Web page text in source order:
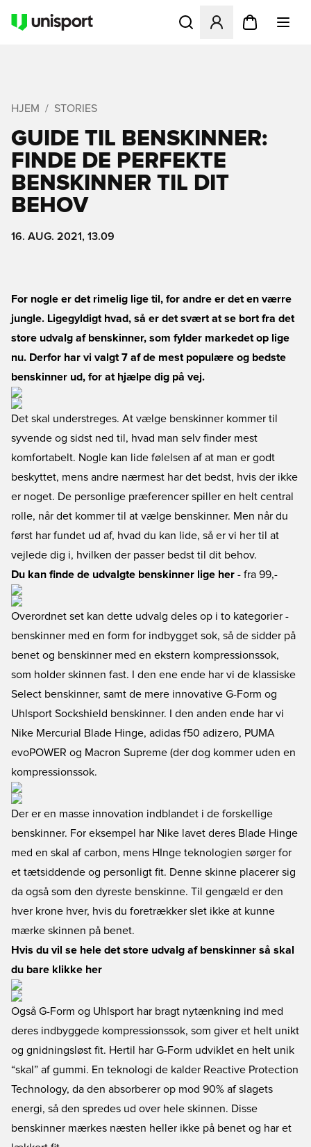
Åbner en Modal til at
HJEM STORIES
GUIDE TIL BENSKINNER:
FINDE DE PERFEKTE
BENSKINNER TIL DIT
BEHOV
16. AUG. 2021, 13.09
For nogle er det rimelig lige til, for andre er det en værre
jungle. Ligegyldigt hvad, så er det svært at se bort fra det
store udvalg af benskinner, som fylder markedet op lige
nu. Derfor har vi valgt 7 af de mest populære og bedste
benskinner ud, for at hjælpe dig på vej.
Det skal understreges. At vælge benskinner kommer til
syvende og sidst ned til, hvad man selv finder mest
komfortabelt. Nogle kan lide følelsen af at man er godt
beskyttet, mens andre nærmest har det bedst, hvis der ikke
er noget. De personlige præferencer spiller en helt central
rolle, når det kommer til at vælge benskinner. Men når du
først har fundet ud af, hvad du kan lide, så er vi her til at
vejlede dig i, hvilken der passer bedst til dit behov.
Du kan finde de udvalgte benskinner lige her - fra 99,-
Overordnet set kan dette udvalg deles op i to kategorier -
benskinner med en form for indbygget sok, så de sidder på
benet og benskinner med en ekstern kompressionssok,
som holder skinnen fast. I den ene ende har vi de klassiske
Select benskinner, samt de mere innovative G-Form og
Uhlsport Sockshield benskinner. I den anden ende har vi
Nike Mercurial Blade Hinge, adidas f50 adizero, PUMA
evoPOWER og Macron Supreme (der dog kommer uden en
kompressionssok.
Der er en masse innovation indblandet i de forskellige
benskinner. For eksempel har Nike lavet deres Blade Hinge
med en skal af carbon, mens HInge teknologien sørger for
et tætsiddende og personligt fit. Denne skinne placerer sig
da også som den dyreste benskinne. Til gengæld er den
hver krone hver, hvis du foretrækker slet ikke at kunne
mærke skinnen på benet.
Hvis du vil se hele det store udvalg af benskinner så skal
du bare klikke her
Også G-Form og Uhlsport har bragt nytænkning ind med
deres indbyggede kompressionssok, som giver et helt unikt
og gnidningsløst fit. Hertil har G-Form udviklet en helt unik
“skal” af gummi. En teknologi de kalder Reactive Protection
Technology, da den absorberer op mod 90% af slagets
energi, så den spredes ud over hele skinnen. Disse
benskinner mærkes næsten heller ikke på benet og har et